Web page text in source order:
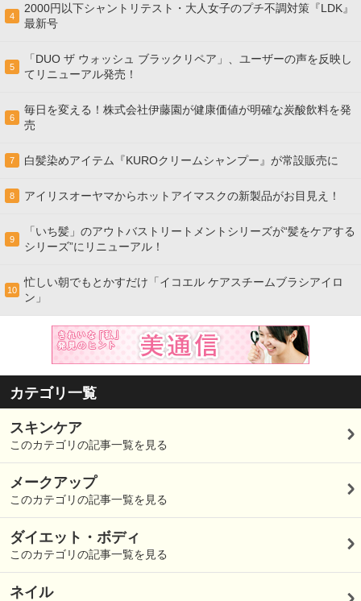
4
2000円以下シャントリテスト・大人女子のプチ不調対策『LDK』
最新号
5
「DUO ザ ウォッシュ ブラックリペア」、ユーザーの声を反映し
てリニューアル発売！
6
毎日を変える！株式会社伊藤園が健康価値が明確な炭酸飲料を発
売
7 白髪染めアイテム『KUROクリームシャンプー』が常設販売に
8 アイリスオーヤマからホットアイマスクの新製品がお目見え！
9
「いち髪」のアウトバストリートメントシリーズが“髪をケアする
シリーズ”にリニューアル！
10
忙しい朝でもとかすだけ「イコエル ケアスチームブラシアイロ
ン」
カテゴリ一覧
スキンケア
このカテゴリの記事一覧を見る
メークアップ
このカテゴリの記事一覧を見る
ダイエット・ボディ
このカテゴリの記事一覧を見る
ネイル